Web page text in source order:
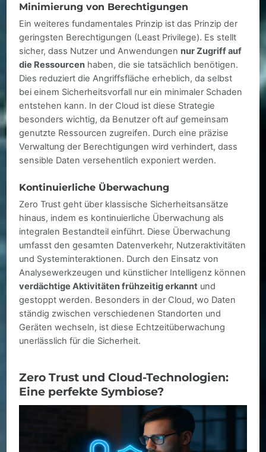
Minimierung von Berechtigungen
Ein weiteres fundamentales Prinzip ist das Prinzip der
geringsten Berechtigungen (Least Privilege). Es stellt
sicher, dass Nutzer und Anwendungen nur Zugriff auf
die Ressourcen haben, die sie tatsächlich benötigen.
Dies reduziert die Angriffsfläche erheblich, da selbst
bei einem Sicherheitsvorfall nur ein minimaler Schaden
entstehen kann. In der Cloud ist diese Strategie
besonders wichtig, da Benutzer oft auf gemeinsam
genutzte Ressourcen zugreifen. Durch eine präzise
Verwaltung der Berechtigungen wird verhindert, dass
sensible Daten versehentlich exponiert werden.
Kontinuierliche Überwachung
Zero Trust geht über klassische Sicherheitsansätze
hinaus, indem es kontinuierliche Überwachung als
integralen Bestandteil einführt. Diese Überwachung
umfasst den gesamten Datenverkehr, Nutzeraktivitäten
und Systeminteraktionen. Durch den Einsatz von
Analysewerkzeugen und künstlicher Intelligenz können
verdächtige Aktivitäten frühzeitig erkannt und
gestoppt werden. Besonders in der Cloud, wo Daten
ständig zwischen verschiedenen Standorten und
Geräten wechseln, ist diese Echtzeitüberwachung
unerlässlich für die Sicherheit.
Zero Trust und Cloud-Technologien:
Eine perfekte Symbiose?